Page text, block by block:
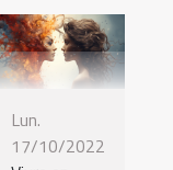
Lun.
17/10/2022